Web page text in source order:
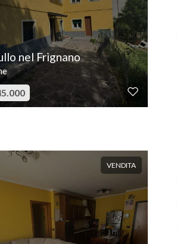
nel Frignano
VENDITA